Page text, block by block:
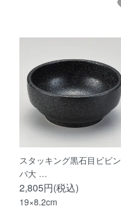
スタッキング黒石目ビビン
バ大 …
2,805円(税込)
19×8.2cm